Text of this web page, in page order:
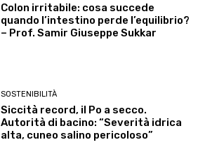
Colon irritabile: cosa succede
quando l’intestino perde l’equilibrio?
– Prof. Samir Giuseppe Sukkar
SOSTENIBILITÀ
Siccità record, il Po a secco.
Autorità di bacino: “Severità idrica
alta, cuneo salino pericoloso”